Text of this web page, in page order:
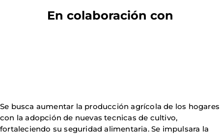
En colaboración con
Se busca aumentar la producción agrícola de los hogares
con la adopción de nuevas tecnicas de cultivo,
fortaleciendo su seguridad alimentaria. Se impulsara la